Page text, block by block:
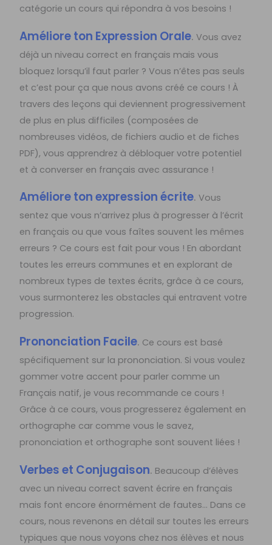
catégorie un cours qui répondra à vos besoins !
Améliore ton Expression Orale. Vous avez
déjà un niveau correct en français mais vous
bloquez lorsqu’il faut parler ? Vous n’êtes pas seuls
et c’est pour ça que nous avons créé ce cours ! À
travers des leçons qui deviennent progressivement
de plus en plus difficiles (composées de
nombreuses vidéos, de fichiers audio et de fiches
PDF), vous apprendrez à débloquer votre potentiel
et à converser en français avec assurance !
Améliore ton expression écrite. Vous
sentez que vous n’arrivez plus à progresser à l’écrit
en français ou que vous faîtes souvent les mêmes
erreurs ? Ce cours est fait pour vous ! En abordant
toutes les erreurs communes et en explorant de
nombreux types de textes écrits, grâce à ce cours,
vous surmonterez les obstacles qui entravent votre
progression.
Prononciation Facile. Ce cours est basé
spécifiquement sur la prononciation. Si vous voulez
gommer votre accent pour parler comme un
Français natif, je vous recommande ce cours !
Grâce à ce cours, vous progresserez également en
orthographe car comme vous le savez,
prononciation et orthographe sont souvent liées !
Verbes et Conjugaison. Beaucoup d’élèves
avec un niveau correct savent écrire en français
mais font encore énormément de fautes… Dans ce
cours, nous revenons en détail sur toutes les erreurs
typiques que nous voyons chez nos élèves et nous